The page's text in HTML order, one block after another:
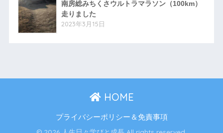
南房総みちくさウルトラマラソン（100km）
走りました
2023年3月15日
HOME
プライバシーポリシー＆免責事項